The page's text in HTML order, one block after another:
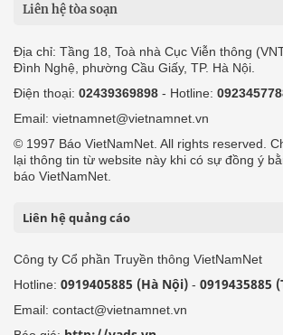
Liên hệ tòa soạn
Địa chỉ: Tầng 18, Toà nhà Cục Viễn thông
Đình Nghệ, phường Cầu Giấy, TP. Hà Nội.
Điện thoại: 02439369898 - Hotline:
Email: vietnamnet@vietnamnet.vn
© 1997 Báo VietNamNet. All rights reserved.
lại thông tin từ website này khi có sự đồng ý
báo VietNamNet.
Liên hệ quảng cáo
Công ty Cổ phần Truyền thông VietNamNet
Hotline: 0919405885 (Hà Nội) - 0919435885
Email: contact@vietnamnet.vn